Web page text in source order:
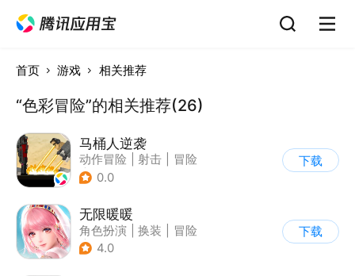
首页 游戏 相关推荐
“色彩冒险”的相关推荐(26)
马桶人逆袭
动作冒险 射击
冒险
| 像素风
0.0
下载
无限暖暖
角色扮演 换装
冒险
| 开放世界
4.0
下载